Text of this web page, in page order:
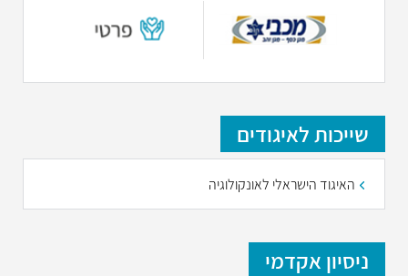
שייכות לאיגודים
האיגוד הישראלי לאונקולוגיה
ניסיון אקדמי